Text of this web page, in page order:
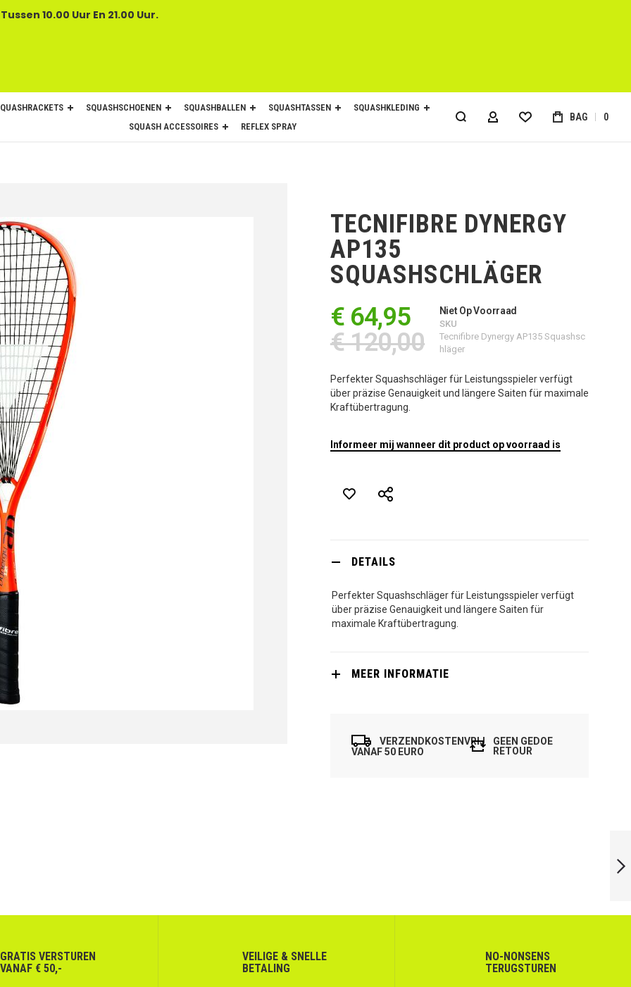
10.00 Uur En 21.00 Uur.
SQUASHSCHOENEN SQUASHBALLEN SQUASHTASSEN
SQUASHKLEDING
SQUASH ACCESSOIRES
REFLEX SPRAY ACCOUNT BAG 0
TECNIFIBRE DYNERGY
AP135
SQUASHSCHLÄGER
€ 64,95
€ 120,00
Niet Op Voorraad
SKU
Tecnifibre Dynergy AP135 Squashsc
hläger
Perfekter Squashschläger für Leistungsspieler verfügt
über präzise Genauigkeit und längere Saiten für maximale
Kraftübertragung.
Informeer mij wanneer dit product op voorraad is
DETAILS
Perfekter Squashschläger für Leistungsspieler verfügt
über präzise Genauigkeit und längere Saiten für
maximale Kraftübertragung.
MEER INFORMATIE
VERZENDKOSTENVRIJ
VANAF 50 EURO
GEEN GEDOE
RETOUR
GRATIS VERSTUREN
VANAF € 50,-
VEILIGE & SNELLE
BETALING
NO-NONSENS
TERUGSTUREN